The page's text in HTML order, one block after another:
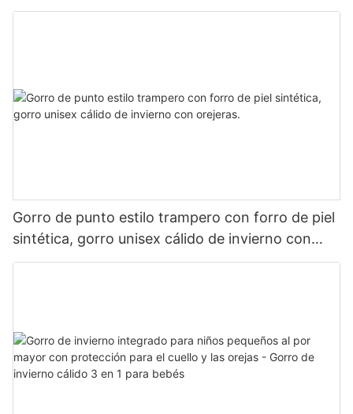
Gorro de punto estilo trampero con forro de piel
sintética, gorro unisex cálido de invierno con
orejeras.